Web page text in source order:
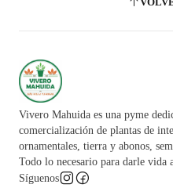
Vivero Mahuida es una pyme
comercialización de plantas de
ornamentales, tierra y abonos,
Todo lo necesario para darle vida
Síguenos